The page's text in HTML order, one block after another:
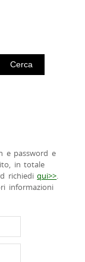
e password e
in totale
richiediqui>>.
informazioni